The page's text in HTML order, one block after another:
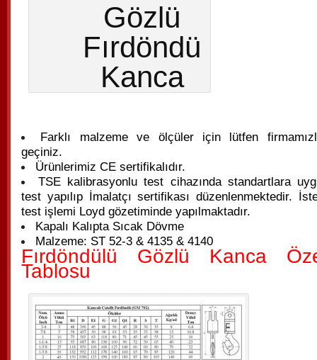
Gözlü
Fırdöndü
Kanca
Farklı malzeme ve ölçüler için lütfen
geçiniz.
Ürünlerimiz CE sertifikalıdır.
TSE kalibrasyonlu test cihazında standartlara
test yapılıp İmalatçı sertifikası düzenlenmektedir.
test işlemi Loyd gözetiminde yapılmaktadır.
Kapalı Kalıpta Sıcak Dövme
Malzeme: ST 52-3 & 4135 & 4140
Fırdöndülü Gözlü Kanca
Tablosu